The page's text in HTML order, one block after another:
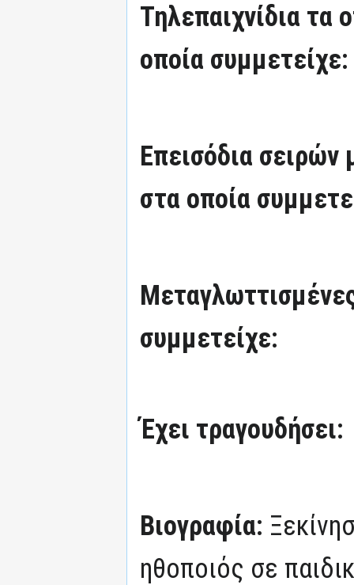
Τηλεπαιχνίδια τα
οποία συμμετείχε:
Επεισόδια
στα οποία
συμμετείχε:
Έχει τραγουδήσει:
Βιογραφία:
ηθοποιός σε